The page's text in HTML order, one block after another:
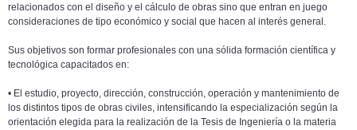
relacionados con el diseño y el cálculo de obras sino que entran en juego
consideraciones de tipo económico y social que hacen al interés general.
Sus objetivos son formar profesionales con una sólida formación científica y
tecnológica capacitados en:
• El estudio, proyecto, dirección, construcción, operación y mantenimiento de
los distintos tipos de obras civiles, intensificando la especialización según la
orientación elegida para la realización de la Tesis de Ingeniería o la materia